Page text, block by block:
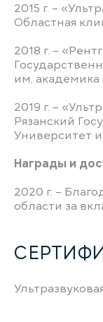
2015 г. –
Областная
2018 г. –
им.
2019 г. –
Рязанский
Университет
Награды и
2020 г. –
области за